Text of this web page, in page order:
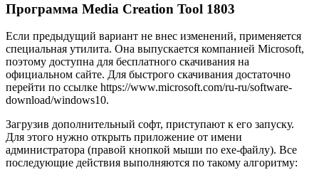
Программа Media Creation Tool 1803
Если предыдущий вариант не внес изменений, применяется
специальная утилита. Она выпускается компанией Microsoft,
поэтому доступна для бесплатного скачивания на
официальном сайте. Для быстрого скачивания достаточно
перейти по ссылке https://www.microsoft.com/ru-ru/software-
download/windows10.
Загрузив дополнительный софт, приступают к его запуску.
Для этого нужно открыть приложение от имени
администратора (правой кнопкой мыши по exe-файлу). Все
последующие действия выполняются по такому алгоритму: